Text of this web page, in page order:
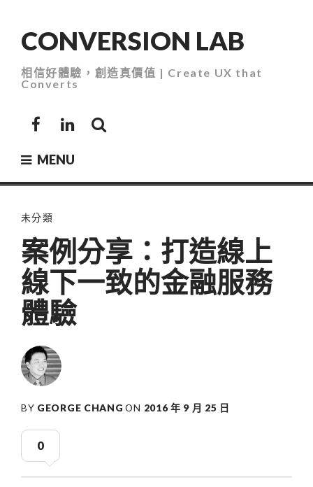
contentCONVERSION LAB
相信好體驗，創造真價值 | Create UX that
Converts
FacebookLinkedIn
MENU
未分類
案例分享：打造線上
線下一致的金融服務
體驗
BY GEORGE CHANG ON 2016 年 9 月 25 日
0